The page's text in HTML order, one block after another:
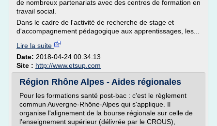
de nombreux partenariats avec des centres de formation en
travail social.
Dans le cadre de l'activité de recherche de stage et
d'accompagnement pédagogique aux apprentissages, les...
Lire la suite
Date: 2018-04-24 00:34:13
Site : http://www.etsup.com
Région Rhône Alpes - Aides régionales
Pour les formations santé post-bac : c'est le règlement
commun Auvergne-Rhône-Alpes qui s'applique. Il
organise l'alignement de la bourse régionale sur celle de
l'enseignement supérieur (délivrée par le CROUS),